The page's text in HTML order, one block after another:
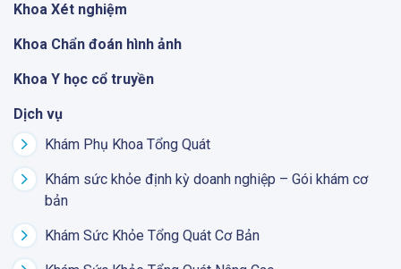
Khoa Xét nghiệm
Khoa Chẩn đoán hình ảnh
Khoa Y học cổ truyền
Dịch vụ
Khám Phụ Khoa Tổng Quát
Khám sức khỏe định kỳ doanh nghiệp – Gói khám cơ
bản
Khám Sức Khỏe Tổng Quát Cơ Bản